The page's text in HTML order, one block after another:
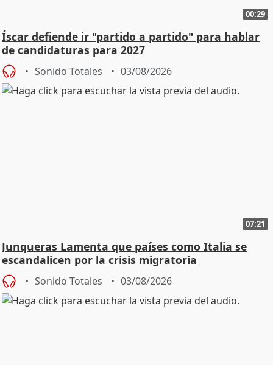
00:29
Íscar defiende ir "partido a partido" para hablar
de candidaturas para 2027
Sonido Totales 03/08/2026
07:21
Junqueras Lamenta que países como Italia se
escandalicen por la crisis migratoria
Sonido Totales 03/08/2026